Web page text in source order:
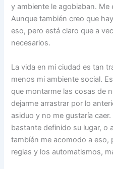
y ambiente le agobiaban.
Aunque también creo que
eso, pero está claro que a
necesarios.
La vida en mi ciudad es tan
menos mi ambiente social.
que montarme las cosas de
dejarme arrastrar por lo
asiduo y no me gustaría
bastante definido su lugar, o
tambíén me acomodo a eso,
reglas y los automatismos,